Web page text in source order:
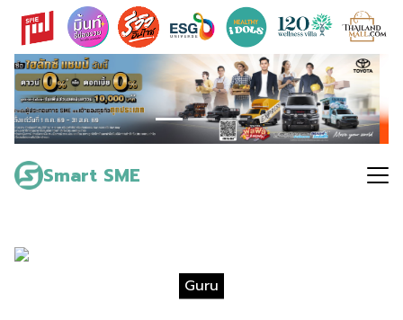
Skip
content
Smart SME
Search
for:
Guru